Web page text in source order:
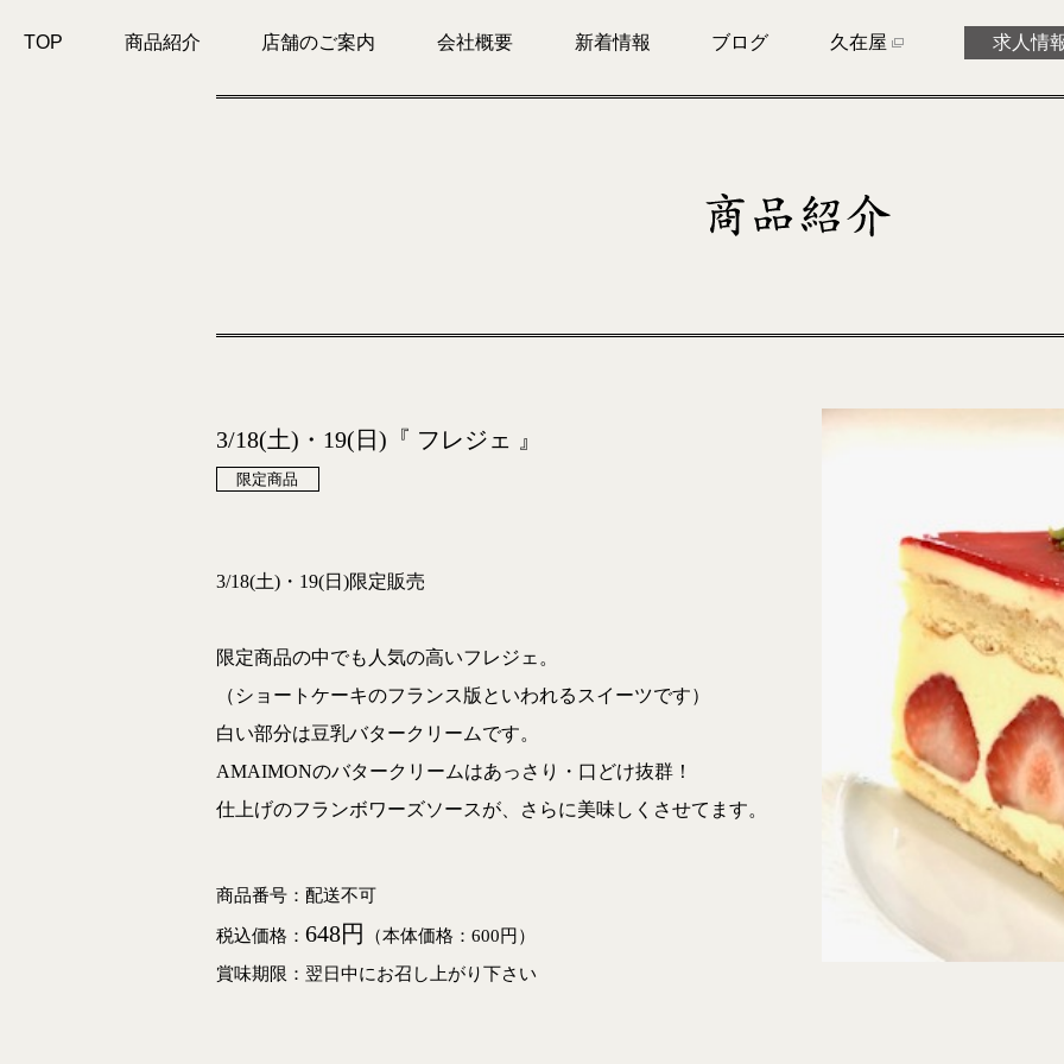
TOP 商品紹介 店舗のご案内 会社概要 新着情報 ブログ 久在屋 求人情
3/18(土)・19(日)『 フレジェ 』
限定商品
3/18(土)・19(日)限定販売
限定商品の中でも人気の高いフレジェ。
（ショートケーキのフランス版といわれるスイーツです）
白い部分は豆乳バタークリームです。
AMAIMONのバタークリームはあっさり・口どけ抜群！
仕上げのフランボワーズソースが、さらに美味しくさせてます。
商品番号：配送不可
税込価格： 648円
（本体価格：600円）
賞味期限：翌日中にお召し上がり下さい